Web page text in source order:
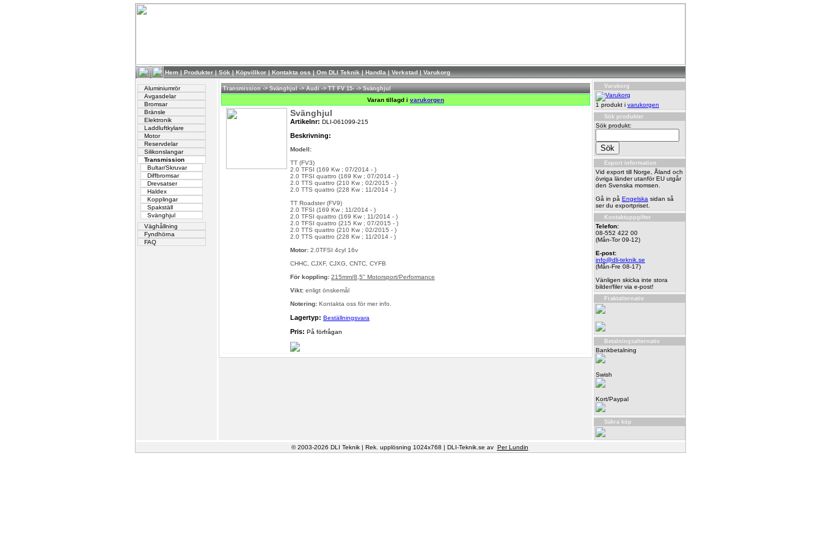
Hem|Produkter|Sök|Köpvillkor|Kontakta oss|Om DLI Teknik|Handla|Verkstad|Varukorg
Aluminiumrör
Avgasdelar
Bromsar
Bränsle
Elektronik
Laddluftkylare
Motor
Reservdelar
Silikonslangar
Transmission
Bultar/Skruvar
Diffbromsar
Drevsatser
Haldex
Kopplingar
Spakställ
Svänghjul
Väghållning
Fyndhörna
FAQ
Transmission->Svänghjul->Audi->TT FV 15-->Svänghjul
Varan tillagd i varukorgen
Svänghjul
Artikelnr: DLI-061099-215
Beskrivning:
Modell:
TT (FV3)
2.0 TFSI (169 Kw ; 07/2014 - )
2.0 TFSI quattro (169 Kw ; 07/2014 - )
2.0 TTS quattro (210 Kw ; 02/2015 - )
2.0 TTS quattro (228 Kw ; 11/2014 - )
TT Roadster (FV9)
2.0 TFSI (169 Kw ; 11/2014 - )
2.0 TFSI quattro (169 Kw ; 11/2014 - )
2.0 TFSI quattro (215 Kw ; 07/2015 - )
2.0 TTS quattro (210 Kw ; 02/2015 - )
2.0 TTS quattro (228 Kw ; 11/2014 - )
Motor: 2.0TFSI 4cyl 16v
CHHC, CJXF, CJXG, CNTC, CYFB
För koppling: 215mm/8,5" Motorsport/Performance
Vikt: enligt önskemål
Notering: Kontakta oss för mer info.
Lagertyp: Beställningsvara
Pris: På förfrågan
Varukorg
1 produkt i varukorgen
Sök produkter
Sök produkt:
Export information
Vid export till Norge, Åland och
övriga länder utanför EU utgår
den Svenska momsen.
Gå in på Engelska sidan så
ser du exportpriset.
Kontaktuppgifter
Telefon:
08-552 422 00
(Mån-Tor 09-12)
E-post:
info@dli-teknik.se
(Mån-Fre 08-17)
Vänligen skicka inte stora
bilder/filer via e-post!
Fraktalternativ
Betalningsalternativ
Bankbetalning
Swish
Kort/Paypal
Säkra köp
© 2003-2026 DLI Teknik | Rek. upplösning 1024x768 | DLI-Teknik.se av Per Lundin